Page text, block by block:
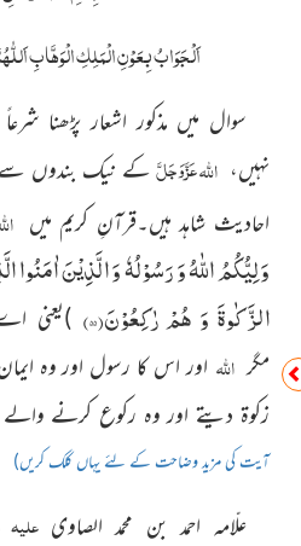
اَلْجَوَابُ بِعَوْنِ الْمَلِکِ الْوَھَّابِ
سوال میں مذکور اشعار پڑھنا
نہیں، اللہعَزَّوَجَلَّکے نیک بندوں سے
احادیث شاہد ہیں۔قرآنِ کریم میں
وَلِیُّكُمُ اللّٰهُ وَ رَسُوْلُهٗ وَ الَّذِیْنَ اٰمَنُوا
الزَّكٰوةَ وَ هُمْ رٰكِعُوْنَ(۵۵)
)یعنی اے
مگراللہ اور اس کا رسول اور وہ
زکوۃ دیتے اور وہ رکوع کرنے
آیت کی مزید وضاحت کے لئے یہاں کلک کریں)
علّامہ احمد بن محمد الصاویعلیہ